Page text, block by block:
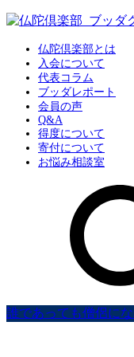
仏陀倶楽部とは
入会について
代表コラム
ブッダレポート
会員の声
Q&A
得度について
寄付について
お悩み相談室
誰であっても僧侶に